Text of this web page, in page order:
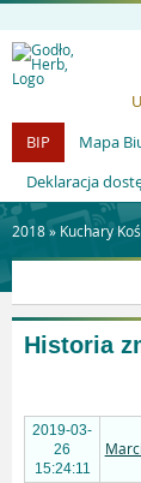
BIP
Mapa
Deklaracja
2018 » Kuchary
Historia
2019-03-
26
15:24:11